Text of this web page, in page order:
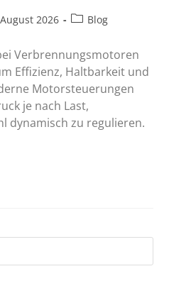
2026 Blog
Verbrennungsmotoren
Effizienz, Haltbarkeit und
Motorsteuerungen
je nach Last,
dynamisch zu regulieren.